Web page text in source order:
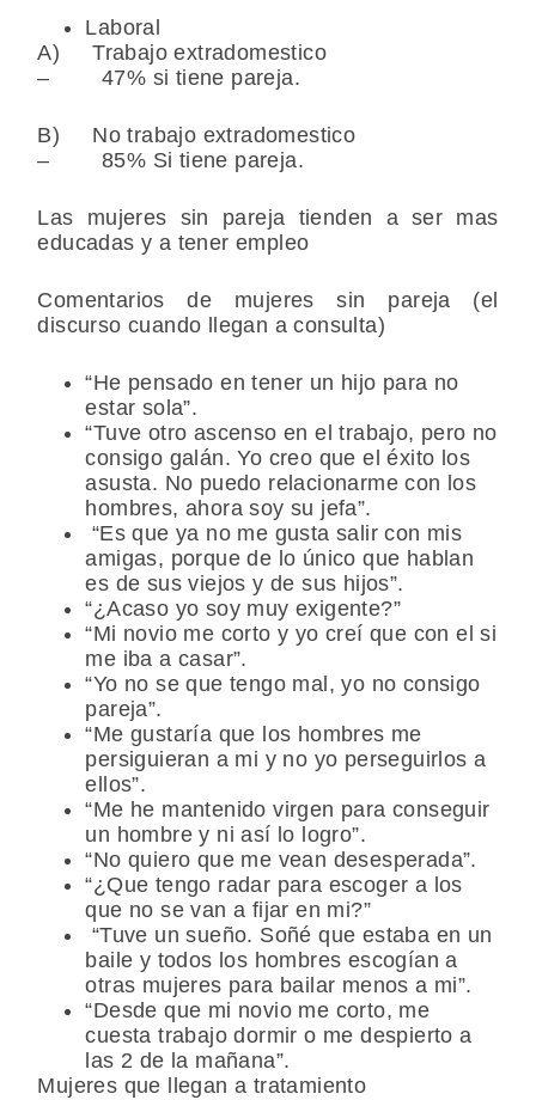
Laboral
A) Trabajo extradomestico
– 47% si tiene pareja.
B) No trabajo extradomestico
– 85% Si tiene pareja.
Las mujeres sin pareja tienden a ser mas
educadas y a tener empleo
Comentarios de mujeres sin pareja (el
discurso cuando llegan a consulta)
“He pensado en tener un hijo para no
estar sola”.
“Tuve otro ascenso en el trabajo, pero no
consigo galán. Yo creo que el éxito los
asusta. No puedo relacionarme con los
hombres, ahora soy su jefa”.
“Es que ya no me gusta salir con mis
amigas, porque de lo único que hablan
es de sus viejos y de sus hijos”.
“¿Acaso yo soy muy exigente?”
“Mi novio me corto y yo creí que con el si
me iba a casar”.
“Yo no se que tengo mal, yo no consigo
pareja”.
“Me gustaría que los hombres me
persiguieran a mi y no yo perseguirlos a
ellos”.
“Me he mantenido virgen para conseguir
un hombre y ni así lo logro”.
“No quiero que me vean desesperada”.
“¿Que tengo radar para escoger a los
que no se van a fijar en mi?”
“Tuve un sueño. Soñé que estaba en un
baile y todos los hombres escogían a
otras mujeres para bailar menos a mi”.
“Desde que mi novio me corto, me
cuesta trabajo dormir o me despierto a
las 2 de la mañana”.
Mujeres que llegan a tratamiento